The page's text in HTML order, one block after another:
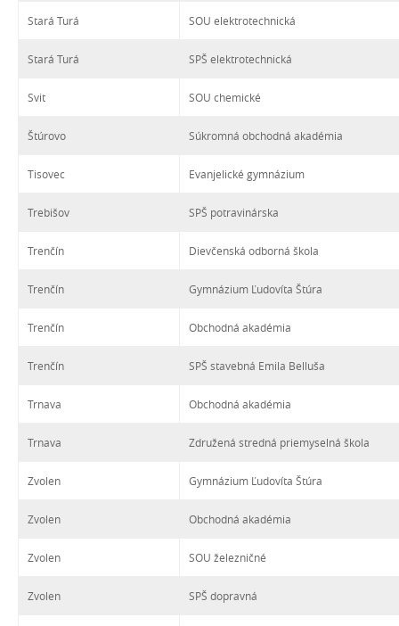
Stará Turá SOU elektrotechnická
Stará Turá SPŠ elektrotechnická
Svit SOU chemické
Štúrovo Súkromná obchodná akadémia
Tisovec Evanjelické gymnázium
Trebišov SPŠ potravinárska
Trenčín Dievčenská odborná škola
Trenčín Gymnázium Ľudovíta Štúra
Trenčín Obchodná akadémia
Trenčín SPŠ stavebná Emila Belluša
Trnava Obchodná akadémia
Trnava Združená stredná priemyselná škola
Zvolen Gymnázium Ľudovíta Štúra
Zvolen Obchodná akadémia
Zvolen SOU železničné
Zvolen SPŠ dopravná